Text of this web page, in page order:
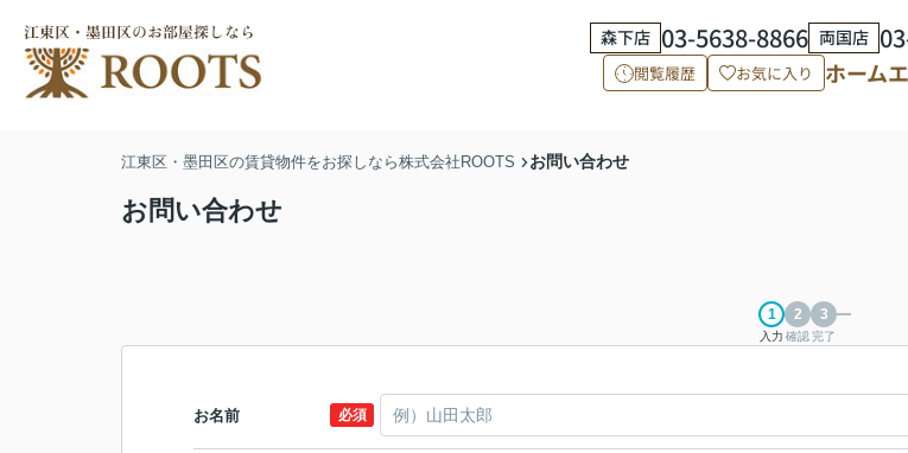
森下店 03-5638-8866 両国店
閲覧履歴 お気に入り ホーム
江東区・墨田区の賃貸物件をお探しなら株式会社ROOTS お問い合わせ
お問い合わせ
入力 確認完了
お名前 必須